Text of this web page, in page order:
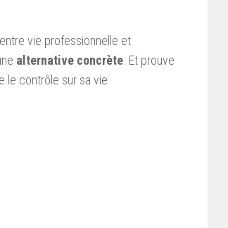
vie professionnelle et
alternative concrète . Et prouve
le contrôle sur sa vie